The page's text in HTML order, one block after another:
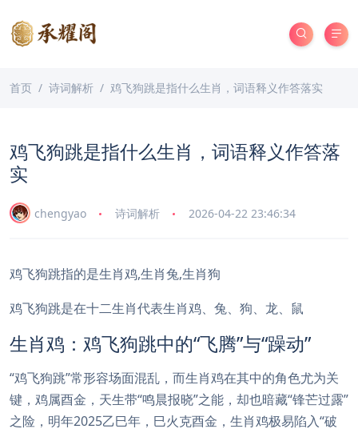
首页 诗词解析 鸡飞狗跳是指什么生肖，词语释义作答落实
鸡飞狗跳是指什么生肖，词语释义作答落
实
chengyao 诗词解析 2026-04-22 23:46:34
鸡飞狗跳指的是生肖鸡,生肖兔,生肖狗
鸡飞狗跳是在十二生肖代表生肖鸡、兔、狗、龙、鼠
生肖鸡：鸡飞狗跳中的“飞腾”与“躁动”
“鸡飞狗跳”常形容场面混乱，而生肖鸡在其中的角色尤为关
键，鸡属酉金，天生带“鸣晨报晓”之能，却也暗藏“锋芒过露”
之险，明年2025乙巳年，巳火克酉金，生肖鸡极易陷入“破